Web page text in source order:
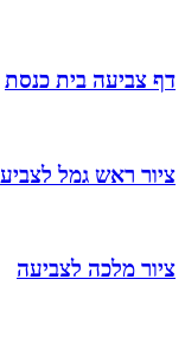
דף צביעה בית כנסת
ציור ראש גמל
ציור מלכה לצביעה